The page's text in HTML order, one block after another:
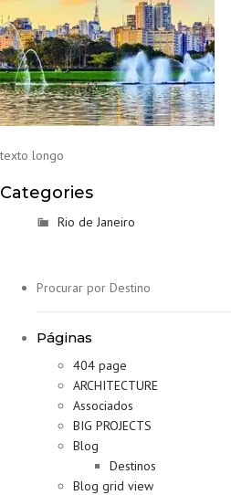
texto longo
Categories
Rio de Janeiro
Páginas
404 page
ARCHITECTURE
Associados
BIG PROJECTS
Blog
Destinos
Blog grid view